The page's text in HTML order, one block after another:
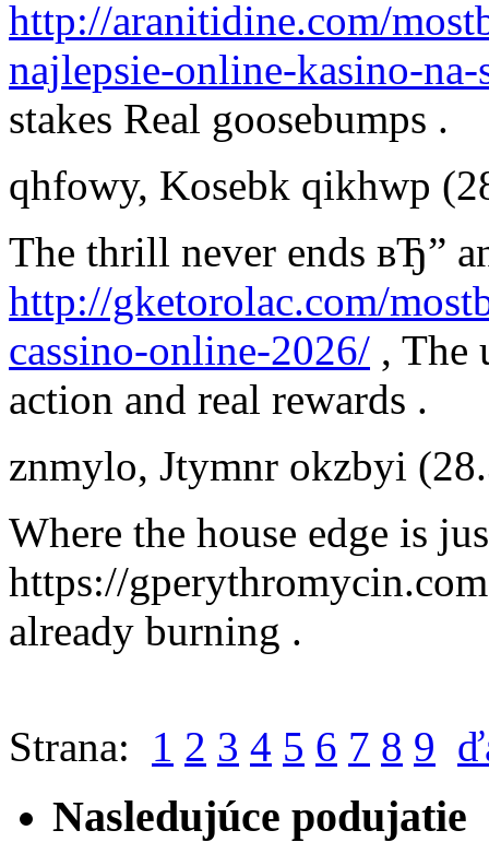
http://aranitidine.com/
najlepsie-online-kasino-
stakes Real goosebumps .
qhfowy, Kosebk qikhwp
The thrill never ends вЂ”
http://gketorolac.com/
cassino-online-2026/ , The
action and real rewards .
znmylo, Jtymnr okzbyi
Where the house edge is
https://
already burning .
Strana: 1 2 3 4 5 6 7 8 9
Nasledujúce podujatie